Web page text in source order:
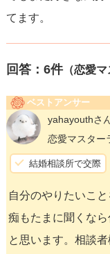
てます。
回答： 6件（恋愛マ
ベストアンサー
yahayouthさ
恋愛マスター
結婚相談所で交際
自分のやりたいこ
痴もたまに聞くな
と思います。相談